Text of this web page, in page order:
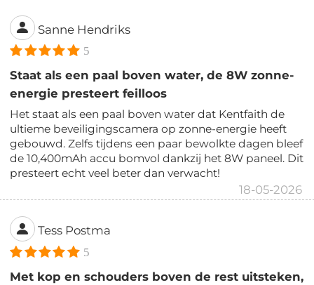
Sanne Hendriks
5
Staat als een paal boven water, de 8W zonne-
energie presteert feilloos
Het staat als een paal boven water dat Kentfaith de
ultieme beveiligingscamera op zonne-energie heeft
gebouwd. Zelfs tijdens een paar bewolkte dagen bleef
de 10,400mAh accu bomvol dankzij het 8W paneel. Dit
presteert echt veel beter dan verwacht!
18-05-2026
Tess Postma
5
Met kop en schouders boven de rest uitsteken,